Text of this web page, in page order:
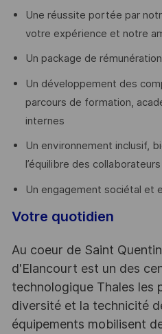
Une réussite portée par
votre expérience et notre
Un package de
Un développement des
parcours de formation,
internes
Un environnement inclusif,
l’équilibre des collaborateurs
Un engagement sociétal et
Votre quotidien
Au coeur de Saint
d'Elancourt est un des
technologique Thales les
diversité et la technicité
équipements mobilisent